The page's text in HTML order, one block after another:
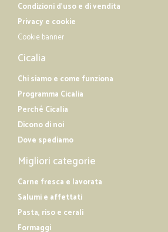
Condizioni d'uso e di vendita
Privacy e cookie
Cookie banner
Cicalia
Chi siamo e come funziona
Programma Cicalia
Perché Cicalia
Dicono di noi
Dove spediamo
Migliori categorie
Carne fresca e lavorata
Salumi e affettati
Pasta, riso e cerali
Formaggi